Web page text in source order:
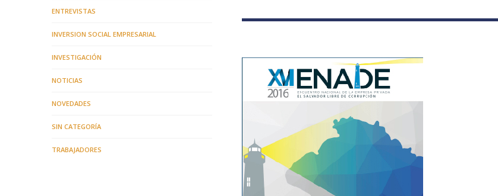
ENTREVISTAS
INVERSION SOCIAL EMPRESARIAL
INVESTIGACIÓN
NOTICIAS
NOVEDADES
SIN CATEGORÍA
TRABAJADORES